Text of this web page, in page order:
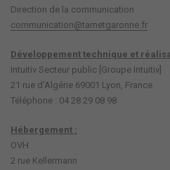
Direction de la communication
communication@tarnetgaronne.fr
Développement technique et
Intuitiv Secteur public [Groupe Intuitiv]
21 rue d'Algérie 69001 Lyon, France
Téléphone : 04 28 29 08 98
Hébergement :
OVH
2 rue Kellermann